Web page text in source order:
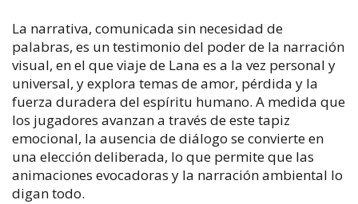
La narrativa, comunicada sin necesidad de
palabras, es un testimonio del poder de la narración
visual, en el que viaje de Lana es a la vez personal y
universal, y explora temas de amor, pérdida y la
fuerza duradera del espíritu humano. A medida que
los jugadores avanzan a través de este tapiz
emocional, la ausencia de diálogo se convierte en
una elección deliberada, lo que permite que las
animaciones evocadoras y la narración ambiental lo
digan todo.